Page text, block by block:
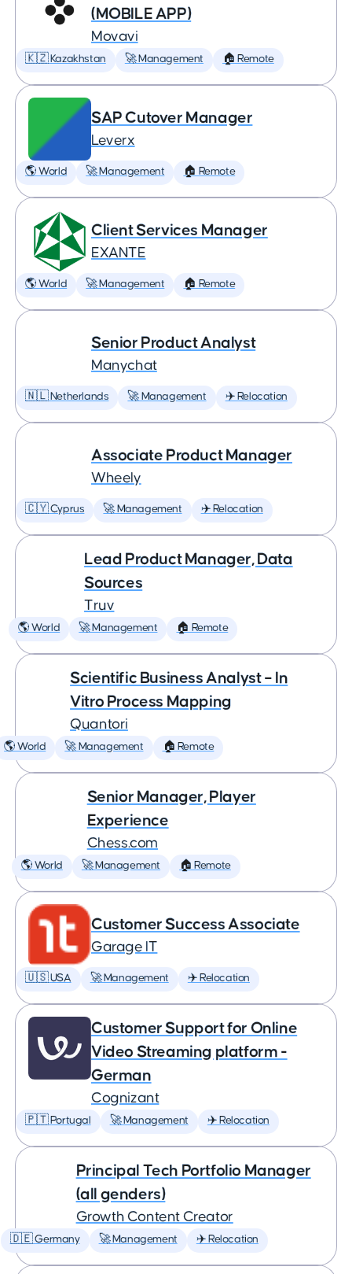
(MOBILE APP)
Movavi
🇰🇿 Kazakhstan 🚀 Management 🏠 Remote
SAP Cutover Manager
Leverx
🌎 World 🚀 Management 🏠 Remote
Client Services Manager
EXANTE
🌎 World 🚀 Management 🏠 Remote
Senior Product Analyst
Manychat
🇳🇱 Netherlands 🚀 Management ✈️ Relocation
Associate Product Manager
Wheely
🇨🇾 Cyprus 🚀 Management ✈️ Relocation
Lead Product Manager, Data
Sources
Truv
🌎 World 🚀 Management 🏠 Remote
Scientific Business Analyst – In
Vitro Process Mapping
Quantori
🌎 World 🚀 Management 🏠 Remote
Senior Manager, Player
Experience
Chess.com
🌎 World 🚀 Management 🏠 Remote
Customer Success Associate
Garage IT
🇺🇸 USA 🚀 Management ✈️ Relocation
Customer Support for Online
Video Streaming platform -
German
Cognizant
🇵🇹 Portugal 🚀 Management ✈️ Relocation
Principal Tech Portfolio Manager
(all genders)
Growth Content Creator
🇩🇪 Germany 🚀 Management ✈️ Relocation